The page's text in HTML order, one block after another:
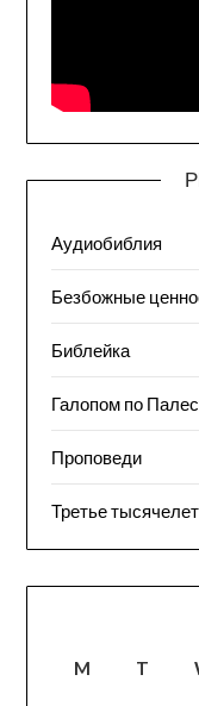
Аудиобиблия
Безбожные
Библейка
Галопом по
Проповеди
Третье
M T